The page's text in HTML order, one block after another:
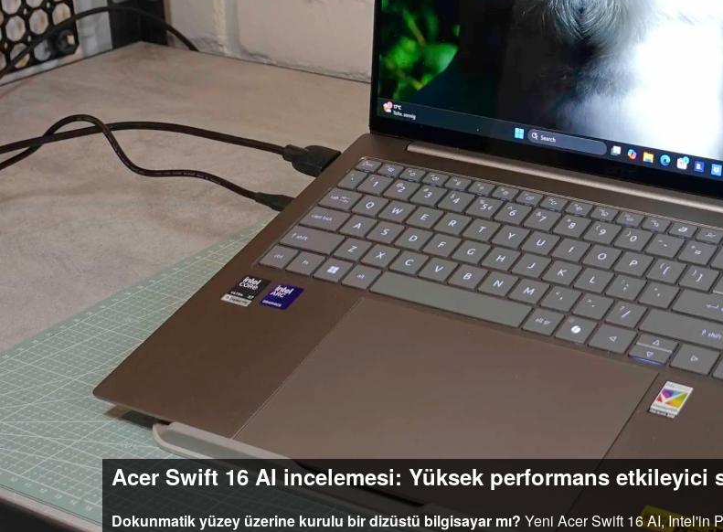
Acer Swift 16 AI incelemesi: Yüksek performans
Dokunmatik yüzey üzerine kurulu bir dizüstü bilgisayar mı? Yeni Acer Swift 16 AI, Intel'in